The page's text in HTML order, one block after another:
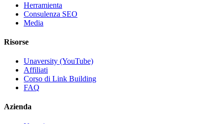
Herramienta
Consulenza SEO
Media
Risorse
Unaversity (YouTube)
Affiliati
Corso di Link Building
FAQ
Azienda